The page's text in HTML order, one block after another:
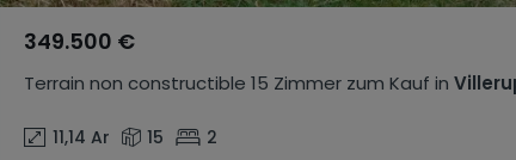
Terrain non constructible 15 Zimmer zum Kauf in
349.500 €
11,14 Ar 15 2